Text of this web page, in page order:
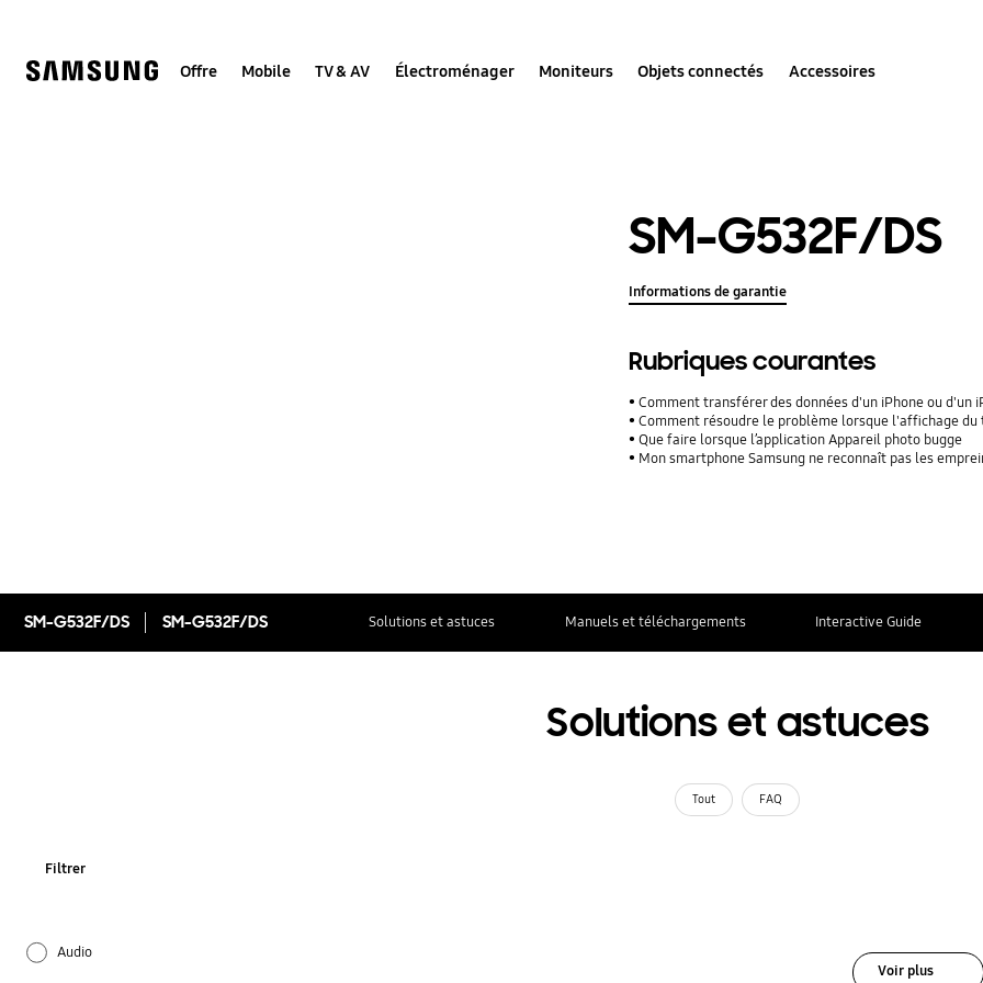
Offre Mobile TV & AV Électroménager Moniteurs Objets connectés Accessoires
SM-G532F/DS
Informations de garantie
Rubriques courantes
Comment transférer des données d'un iPhone ou d'un
Comment résoudre le problème lorsque l'affichage du
Que faire lorsque l’application Appareil photo bugge
Mon smartphone Samsung ne reconnaît pas les
SM-G532F/DS SM-G532F/DS Solutions et astuces Manuels et téléchargements Interactive Guide
Solutions et astuces
Tout FAQ
Filtrer
Audio
Voir plus